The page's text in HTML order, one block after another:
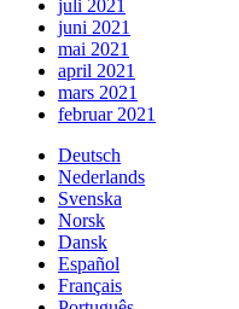
juli 2021
juni 2021
mai 2021
april 2021
mars 2021
februar 2021
Deutsch
Nederlands
Svenska
Norsk
Dansk
Español
Français